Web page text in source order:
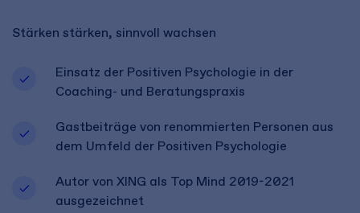
Stärken stärken, sinnvoll wachsen
Einsatz der Positiven Psychologie in der
Coaching- und Beratungspraxis
Gastbeiträge von renommierten Personen aus
dem Umfeld der Positiven Psychologie
Autor von XING als Top Mind 2019-2021
ausgezeichnet